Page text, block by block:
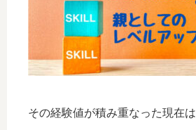
その経験値が積み重なった現在は